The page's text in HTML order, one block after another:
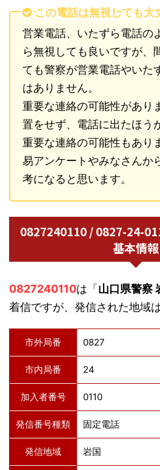
この電話は無視しても大
営業電話、いたずら電話の
ら無視しても良いですが、
ても警察が営業電話やいた
はありません。
重要な連絡の可能性があり
置をせず、電話に出たほう
重要な連絡の可能性もあり
易アンケートやみなさんか
考になると思います。
0827240110 / 0827-24-
基本情報
0827240110は「山口県警察
着信ですが、発信された地域
市外局番 0827
市内局番 24
加入者番号 0110
発信番号種類 固定電話
発信地域 岩国